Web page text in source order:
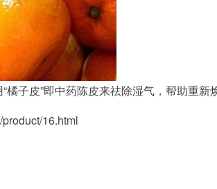
子皮”即中药陈皮来祛除湿气，帮助重新
16.html